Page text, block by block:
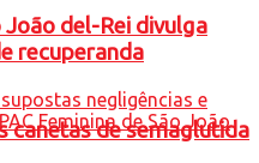
canetas de semaglutida
João del-Rei divulga
recuperanda